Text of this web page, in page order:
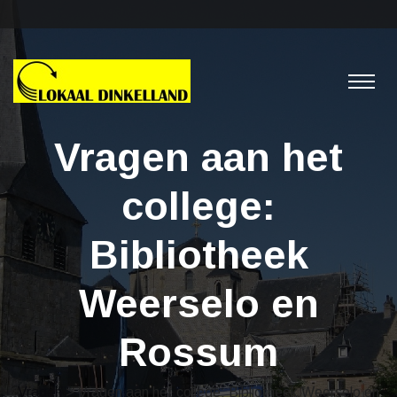
Vragen aan het
college:
Bibliotheek
Weerselo en
Rossum
Vragen > Vragen aan het college: Bibliotheek Weerselo en